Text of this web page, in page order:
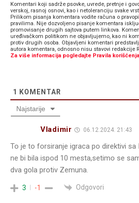
Komentari koji sadrže psovke, uvrede, pretnje i
verskoj, rasnoj osnovi, kao i netoleranciju svake
Prilikom pisanja komentara vodite računa o
pravilima. Nije dozvoljeno pisanje komentara
promovisanje drugih sajtova putem linkova.
uređivačkom politikom ne objavljujemo, kao ni
protiv drugih osoba. Objavljeni komentari
autora komentara, odnosno nisu stavovi redakcije
Za više informacija pogledajte Pravila
1 KOMENTAR
Najstarije
Vladimir 06.12.2024. 21:43
To je to forsiranje igraca po direktivi sa
ne bi bila ispod 10 mesta,setimo se
dva gola protiv Zemuna.
3 -1 Odgovori